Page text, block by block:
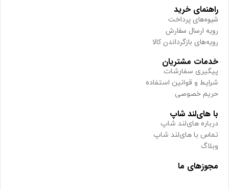
راهنمای خرید
شیوه‌های پرداخت
رویه ارسال سفارش
رویه‌های بازگرداندن کالا
خدمات مشتریان
پیگیری سفارشات
شرایط و قوانین استفاده
حریم خصوصی
با های‌لند شاپ
درباره های‌لند شاپ
تماس با های‌لند شاپ
وبلاگ
مجوزهای ما